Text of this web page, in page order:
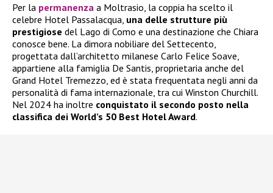
Per la permanenza a Moltrasio, la coppia ha scelto il
celebre Hotel Passalacqua, una delle strutture più
prestigiose del Lago di Como e una destinazione che Chiara
conosce bene. La dimora nobiliare del Settecento,
progettata dall’architetto milanese Carlo Felice Soave,
appartiene alla famiglia De Santis, proprietaria anche del
Grand Hotel Tremezzo, ed è stata frequentata negli anni da
personalità di fama internazionale, tra cui Winston Churchill.
Nel 2024 ha inoltre conquistato il secondo posto nella
classifica dei World’s 50 Best Hotel Award.